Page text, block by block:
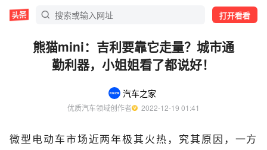
打开看看
熊猫mini：吉利要靠它走量？城市通
勤利器，小姐姐看了都说好！
汽车之家
优质汽车领域创作者
  2022-12-19 01:41
微型电动车市场近两年极其火热，究其原因，一方